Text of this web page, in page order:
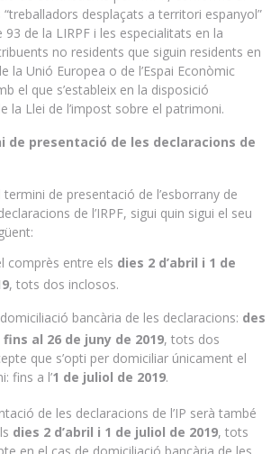
desplaçats a territori espanyol”
93 de la LIRPF i les especialitats en la
no residents que siguin residents en
la Unió Europea o de l’Espai Econòmic
el que s’estableix en la disposició
la Llei de l’impost sobre el patrimoni.
de presentació de les declaracions de
de presentació de l’esborrany de
de l’IRPF, sigui quin sigui el seu
comprès entre els dies 2 d’abril i 1 de
, tots dos inclosos.
bancària de les declaracions: des
fins al 26 de juny de 2019, tots dos
que s’opti per domiciliar únicament el
fins a l’1 de juliol de 2019.
de les declaracions de l’IP serà també
dies 2 d’abril i 1 de juliol de 2019, tots